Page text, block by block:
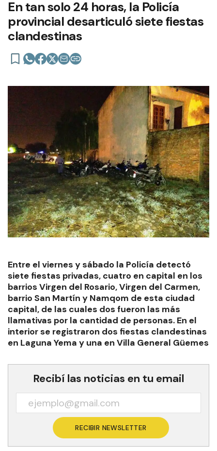
En tan solo 24 horas, la Policía
provincial desarticuló siete fiestas
clandestinas
Entre el viernes y sábado la Policía detectó
siete fiestas privadas, cuatro en capital en los
barrios Virgen del Rosario, Virgen del Carmen,
barrio San Martín y Namqom de esta ciudad
capital, de las cuales dos fueron las más
llamativas por la cantidad de personas. En el
interior se registraron dos fiestas clandestinas
en Laguna Yema y una en Villa General Güemes
Recibí las noticias en tu email
RECIBIR NEWSLETTER